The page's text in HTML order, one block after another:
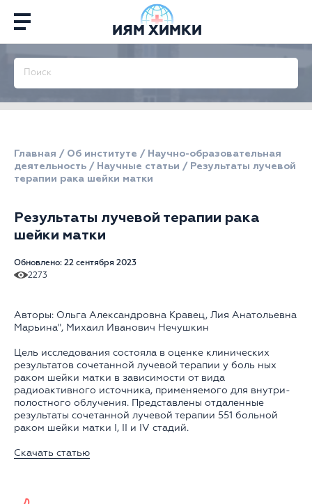
ИЯМ ХИМКИ
Главная / Об институте / Научно-образовательная
деятельность / Научные статьи / Результаты лучевой
терапии рака шейки матки
Результаты лучевой терапии рака
шейки матки
Обновлено: 22 сентября 2023
2273
Авторы: Ольга Александровна Кравец, Лия Анатольевна
Марьина", Михаил Иванович Нечушкин
Цель исследования состояла в оценке клинических
результатов сочетанной лучевой терапии у боль ных
раком шейки матки в зависимости от вида
радиоактивного источника, применяемого для внутри-
полостного облучения. Представлены отдаленные
результаты сочетанной лучевой терапии 551 больной
раком шейки матки I, II и IV стадий.
Скачать статью